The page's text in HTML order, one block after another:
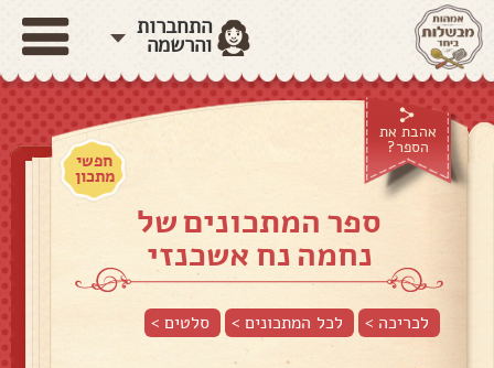
התחברות
והרשמה
אהבת את
הספר?
חפשי
מתכון
ספר המתכונים של
נחמה נח אשכנזי
לכריכה > לכל המתכונים > סלטים>